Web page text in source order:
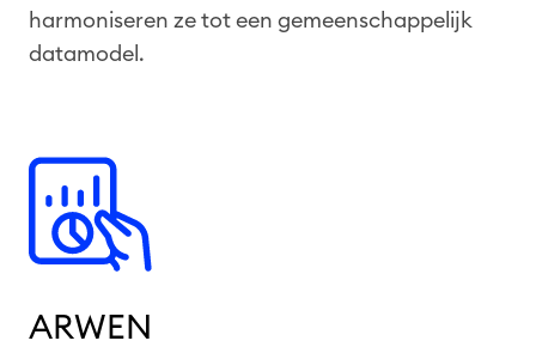
harmoniseren ze tot een gemeenschappelijk
datamodel.
ARWEN